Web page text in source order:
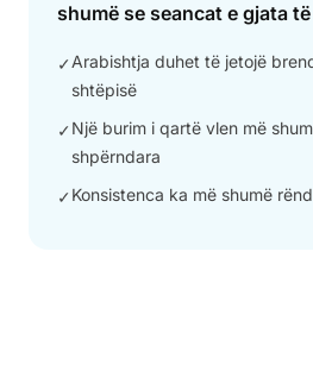
shumë se seancat e gjata
✓Arabishtja duhet të jetojë
shtëpisë
✓Një burim i qartë vlen më
shpërndara
✓Konsistenca ka më shumë